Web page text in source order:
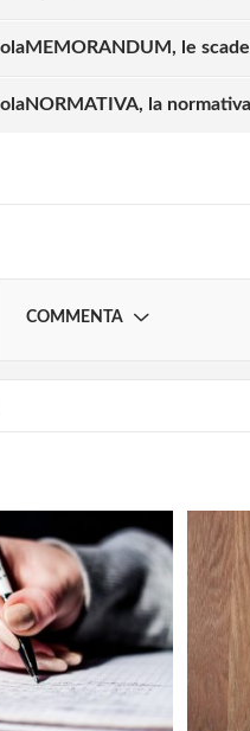
le
la
COMMENTA
educativa”
dei docenti non ha
identificare le capacità
la loro preparazione